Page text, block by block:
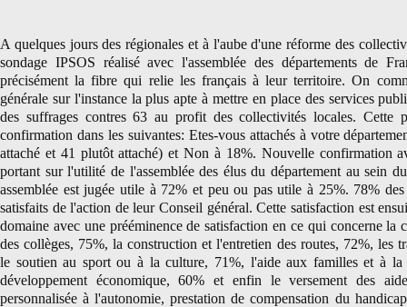
A quelques jours des régionales et à l'aube d'une réforme des
sondage IPSOS réalisé avec l'assemblée des départements de
précisément la fibre qui relie les français à leur territoire. On
générale sur l'instance la plus apte à mettre en place des services
des suffrages contres 63 au profit des collectivités locales. Cette
confirmation dans les suivantes: Etes-vous attachés à votre
attaché et 41 plutôt attaché) et Non à 18%. Nouvelle confirmation
portant sur l'utilité de l'assemblée des élus du département au sein
assemblée est jugée utile à 72% et peu ou pas utile à 25%. 78% des
satisfaits de l'action de leur Conseil général. Cette satisfaction est
domaine avec une prééminence de satisfaction en ce qui concerne la
des collèges, 75%, la construction et l'entretien des routes, 72%, les
le soutien au sport ou à la culture, 71%, l'aide aux familles et à la
développement économique, 60% et enfin le versement des
personnalisée à l'autonomie, prestation de compensation du